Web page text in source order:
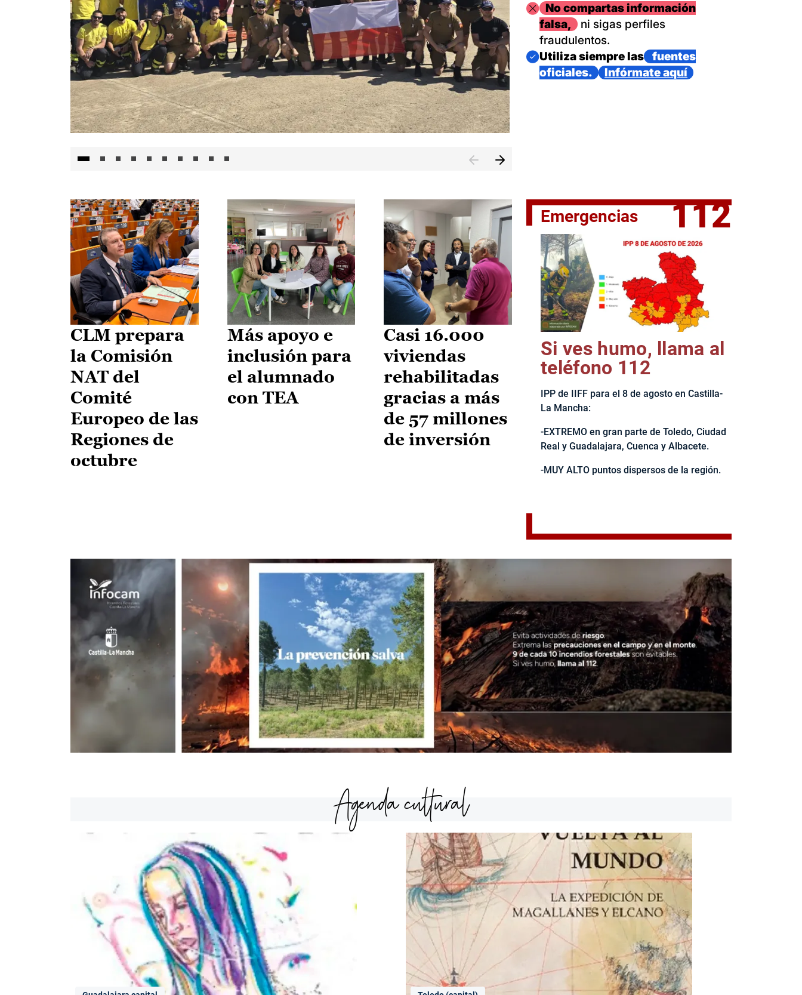
II Vuelta Ciclista CLM LEADER
ImagenNo compartas información
falsa,
ni sigas perfiles
fraudulentos.
Imagen
Utiliza siempre las
fuentes
oficiales.
Infórmate aquí
CLM prepara
la Comisión
NAT del
Comité
Europeo de las
Regiones de
octubre
Más apoyo e
inclusión para
el alumnado
con TEA
Casi 16.000
viviendas
rehabilitadas
gracias a más
de 57 millones
de inversión
Emergencias 112
Si ves humo, llama al
teléfono 112
IPP de IIFF para el 8 de agosto en Castilla-
La Mancha:
-EXTREMO en gran parte de Toledo, Ciudad
Real y Guadalajara, Cuenca y Albacete.
-MUY ALTO puntos dispersos de la región.
Agenda cultural